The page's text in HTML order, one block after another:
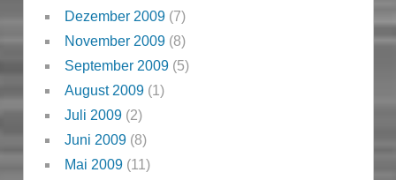
Dezember 2009(7)
November 2009(8)
September 2009(5)
August 2009(1)
Juli 2009(2)
Juni 2009(8)
Mai 2009(11)